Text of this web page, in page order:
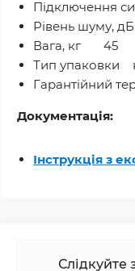
Підключення
Рівень шуму,
Вага, кг 45
Тип упаковки
Гарантійний
Документація:
Інструкція з
Слідкуйте